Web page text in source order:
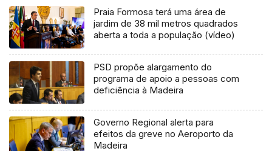
Praia Formosa terá uma área de
jardim de 38 mil metros quadrados
aberta a toda a população (vídeo)
PSD propõe alargamento do
programa de apoio a pessoas com
deficiência à Madeira
Governo Regional alerta para
efeitos da greve no Aeroporto da
Madeira